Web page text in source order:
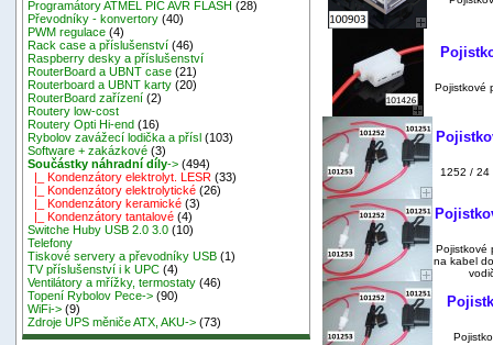
Programátory ATMEL PIC AVR FLASH (28)
Převodníky - konvertory (40)
PWM regulace (4)
Rack case a příslušenství (46)
Raspberry desky a příslušenství
RouterBoard a UBNT case (21)
Routerboard a UBNT karty (20)
RouterBoard zařízení (2)
Routery low-cost
Routery Opti Hi-end (16)
Rybolov zavážecí lodička a přísl (103)
Software + zakázkové (3)
Součástky náhradní díly-> (494)
|_ Kondenzátory elektrolyt. LESR (33)
|_ Kondenzátory elektrolytické (26)
|_ Kondenzátory keramické (3)
|_ Kondenzátory tantalové (4)
Switche Huby USB 2.0 3.0 (10)
Telefony
Tiskové servery a převodníky USB (1)
TV příslušenství i k UPC (4)
Ventilátory a mřížky, termostaty (46)
Topení Rybolov Pece-> (90)
WiFi-> (9)
Zdroje UPS měniče ATX, AKU-> (73)
Pojistkové
1252 / 24
Pojistkové
na kabel